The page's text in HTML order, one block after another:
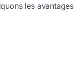
les avantages